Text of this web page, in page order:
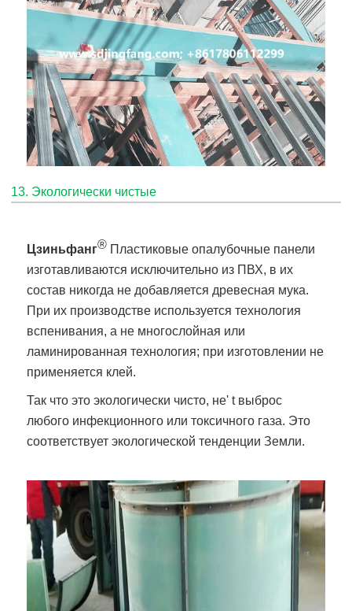
13. Экологически чистые
Цзиньфанг® Пластиковые опалубочные панели
изготавливаются исключительно из ПВХ, в их
состав никогда не добавляется древесная мука.
При их производстве используется технология
вспенивания, а не многослойная или
ламинированная технология; при изготовлении не
применяется клей.
Так что это экологически чисто, не' t выброс
любого инфекционного или токсичного газа. Это
соответствует экологической тенденции Земли.